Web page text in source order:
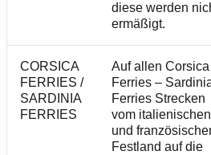
diese werden
ermäßigt.
CORSICA
FERRIES /
SARDINIA
FERRIES
Auf allen Corsica
Ferries –
Ferries Strecken
vom italienischen
und
Festland auf die